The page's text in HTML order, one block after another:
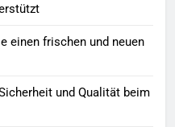
einen frischen und neuen
und Qualität beim